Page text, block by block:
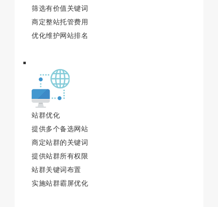
筛选有价值关键词
商定整站托管费用
优化维护网站排名
站群优化
提供多个备选网站
商定站群的关键词
提供站群所有权限
站群关键词布置
实施站群霸屏优化